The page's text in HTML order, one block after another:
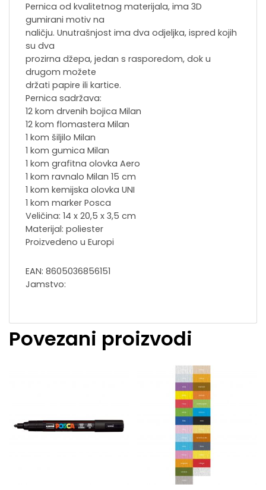
Pernica od kvalitetnog materijala, ima 3D
gumirani motiv na
naličju. Unutrašnjost ima dva odjeljka, ispred kojih
su dva
prozirna džepa, jedan s rasporedom, dok u
drugom možete
držati papire ili kartice.
Pernica sadržava:
12 kom drvenih bojica Milan
12 kom flomastera Milan
1 kom šiljilo Milan
1 kom gumica Milan
1 kom grafitna olovka Aero
1 kom ravnalo Milan 15 cm
1 kom kemijska olovka UNI
1 kom marker Posca
Veličina: 14 x 20,5 x 3,5 cm
Materijal: poliester
Proizvedeno u Europi
EAN: 8605036856151
Jamstvo:
Povezani proizvodi